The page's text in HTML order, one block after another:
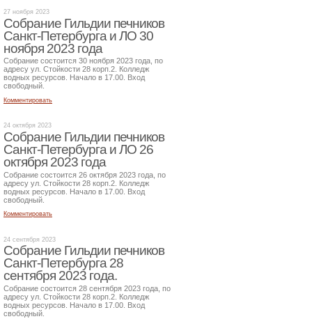
27 ноября 2023
Собрание Гильдии печников
Санкт-Петербурга и ЛО 30
ноября 2023 года
Собрание состоится 30 ноября 2023 года, по
адресу ул. Стойкости 28 корп.2. Колледж
водных ресурсов. Начало в 17.00. Вход
свободный.
Комментировать
24 октября 2023
Собрание Гильдии печников
Санкт-Петербурга и ЛО 26
октября 2023 года
Собрание состоится 26 октября 2023 года, по
адресу ул. Стойкости 28 корп.2. Колледж
водных ресурсов. Начало в 17.00. Вход
свободный.
Комментировать
24 сентября 2023
Собрание Гильдии печников
Санкт-Петербурга 28
сентября 2023 года.
Собрание состоится 28 сентября 2023 года, по
адресу ул. Стойкости 28 корп.2. Колледж
водных ресурсов. Начало в 17.00. Вход
свободный.